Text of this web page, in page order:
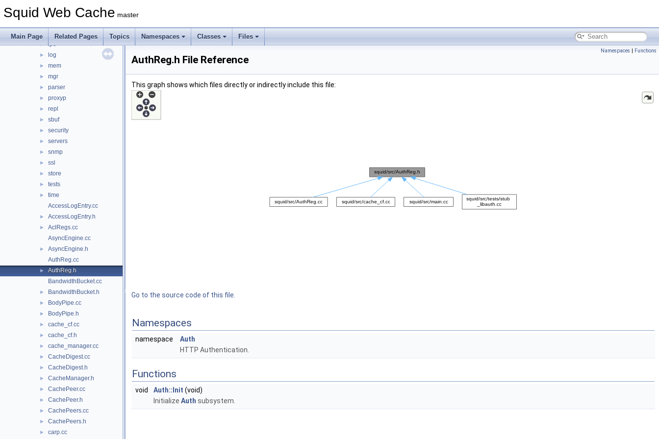
Squid Web Cache master
Main Page Related Pages Topics Namespaces Classes Files
► http
► ipc
► log
► mem
► mgr
► parser
► proxyp
► repl
► sbuf
► security
► servers
► snmp
► ssl
► store
► tests
►
time
AccessLogEntry.cc
► AccessLogEntry.h
►
AclRegs.cc
AsyncEngine.cc
►
AsyncEngine.h
AuthReg.cc
►
AuthReg.h
BandwidthBucket.cc
► BandwidthBucket.h
► BodyPipe.cc
► BodyPipe.h
► cache_cf.cc
► cache_cf.h
► cache_manager.cc
► CacheDigest.cc
► CacheDigest.h
► CacheManager.h
► CachePeer.cc
► CachePeer.h
► CachePeers.cc
► CachePeers.h
► carp.cc
Namespaces | Functions
AuthReg.h File Reference
This graph shows which files directly or indirectly include this file:
Go to the source code of this file.
Namespaces
namespace
Auth
HTTP Authentication.
Functions
void Auth::Init (void)
Initialize Auth subsystem.